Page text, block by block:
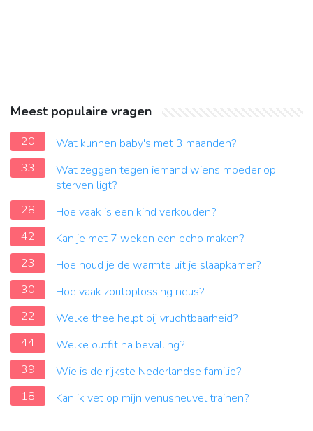
Meest populaire vragen
20
Wat kunnen baby's met 3 maanden?
33
Wat zeggen tegen iemand wiens moeder op
sterven ligt?
28
Hoe vaak is een kind verkouden?
42
Kan je met 7 weken een echo maken?
23
Hoe houd je de warmte uit je slaapkamer?
30
Hoe vaak zoutoplossing neus?
22
Welke thee helpt bij vruchtbaarheid?
44
Welke outfit na bevalling?
39
Wie is de rijkste Nederlandse familie?
18
Kan ik vet op mijn venusheuvel trainen?